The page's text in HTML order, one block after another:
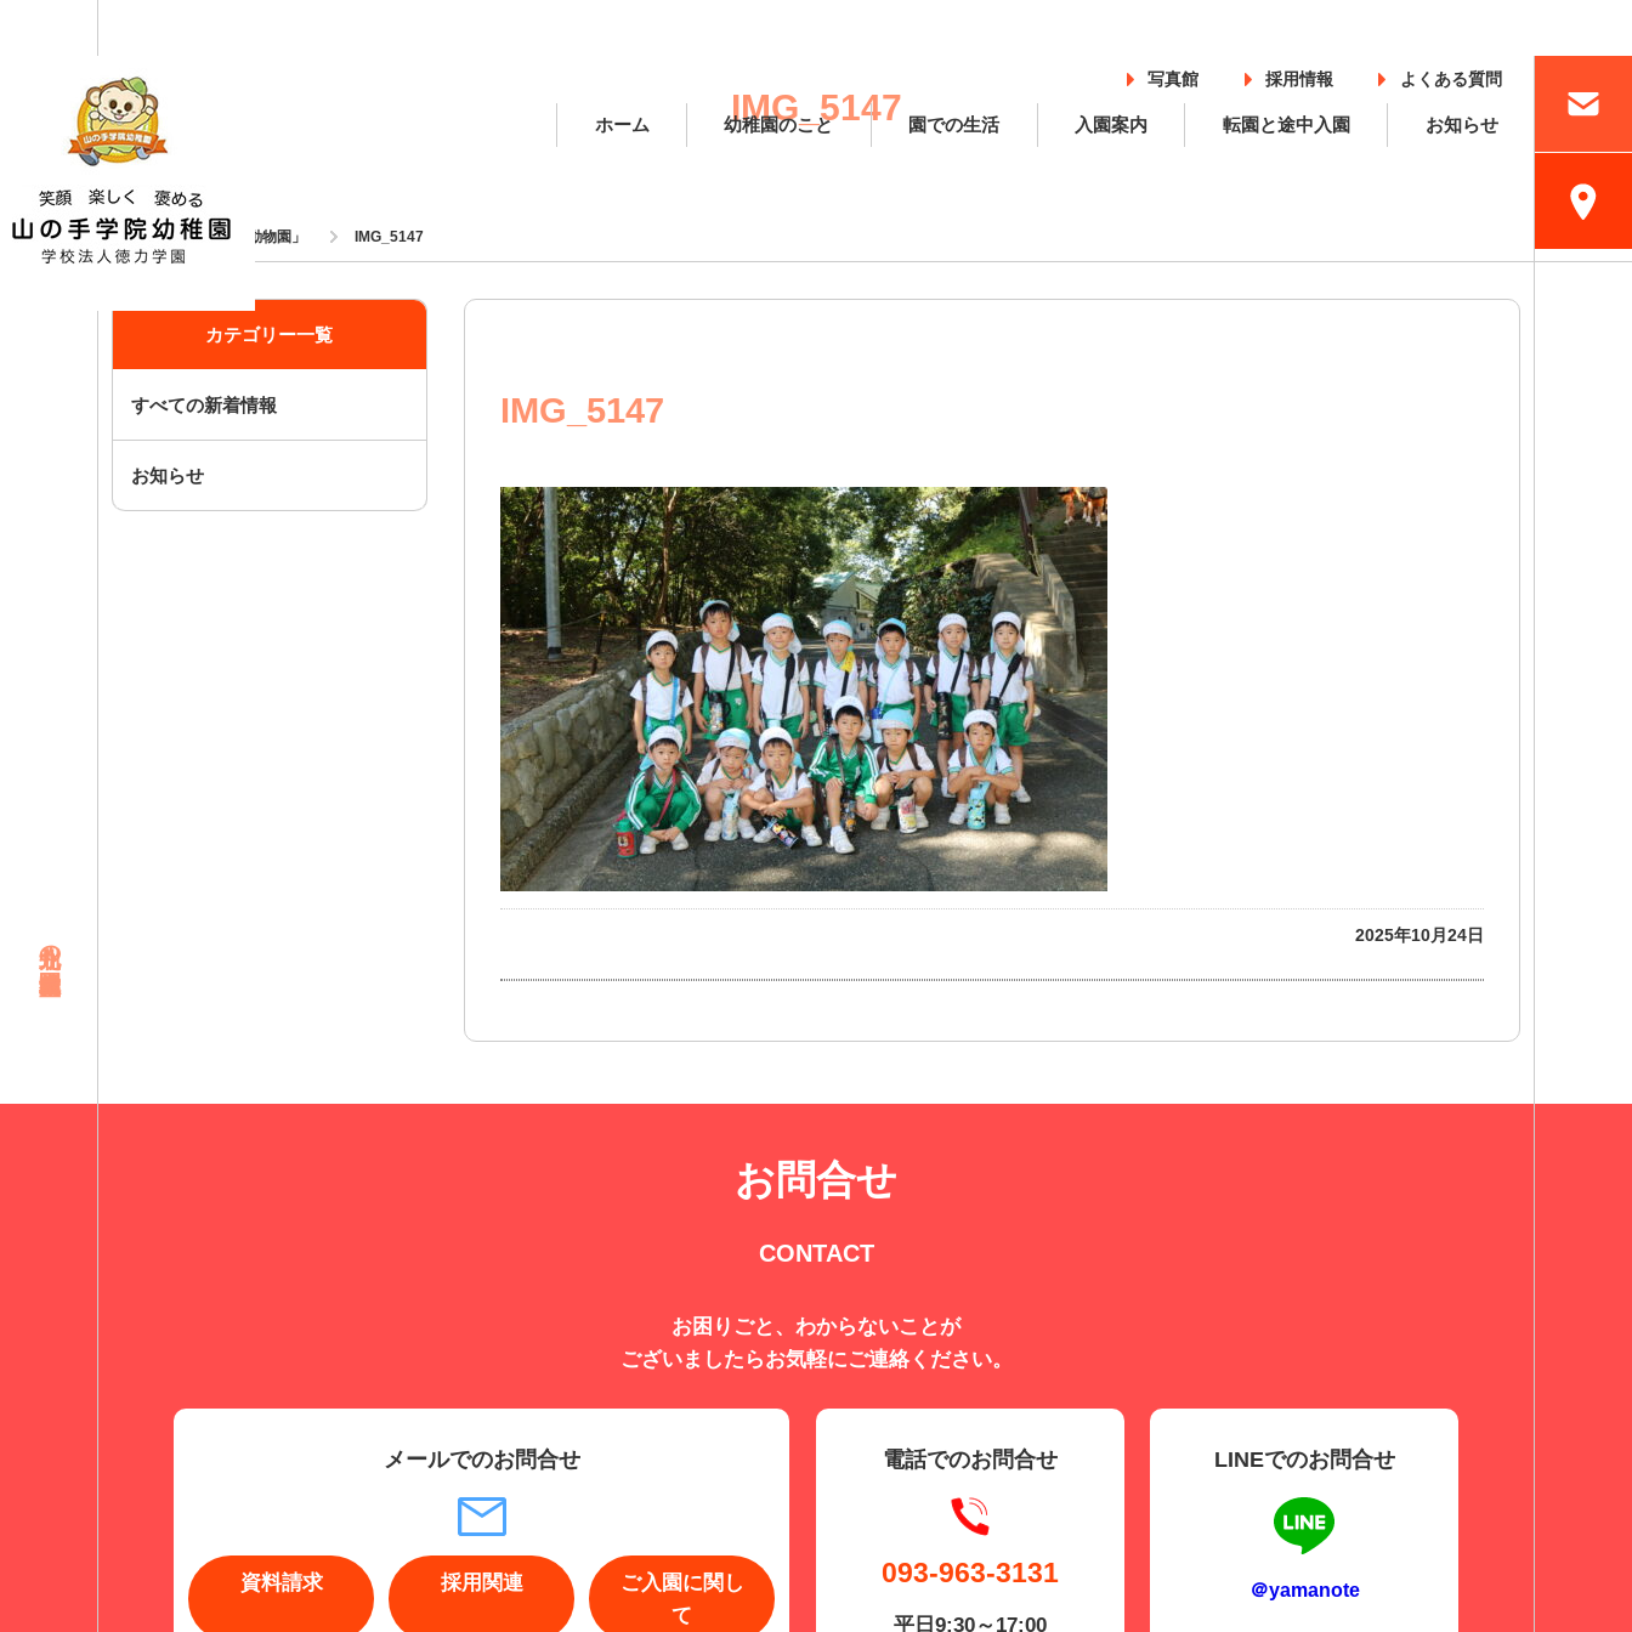
写真館 採用情報 よくある質問
ホーム 幼稚園のこと 園での生活 入園案内 転園と途中入園 お知らせ
北九州の幼稚園・未就園児教室
IMG_5147
ホーム 年長組 「福岡市動物園」 IMG_5147
カテゴリー一覧
すべての新着情報
お知らせ
IMG_5147
2025年10月24日
お問合せ
CONTACT
お困りごと、わからないことが
ございましたらお気軽にご連絡ください。
メールでのお問合せ
資料請求 採用関連
ご入園に関し
て
電話でのお問合せ
093-963-3131
平日9:30～17:00
LINEでのお問合せ
＠yamanote